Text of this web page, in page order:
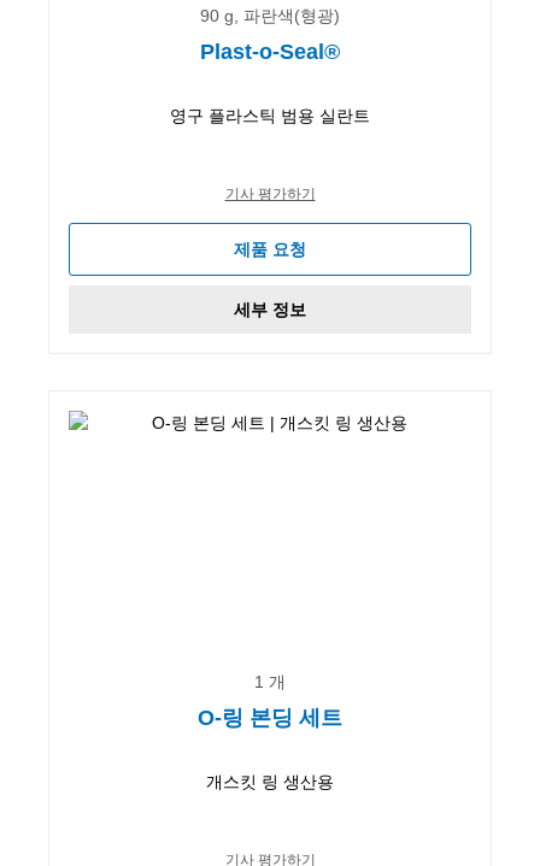
90 g, 파란색(형광)
Plast-o-Seal®
영구 플라스틱 범용 실란트
기사 평가하기
제품 요청
세부 정보
1 개
O-링 본딩 세트
개스킷 링 생산용
기사 평가하기